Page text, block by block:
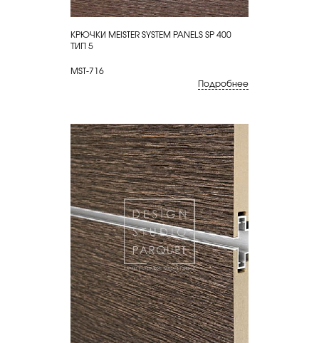
КУПИТЬ
КРЮЧКИ MEISTER SYSTEM PANELS SP 400
ТИП 5
MST-716
Подробнее